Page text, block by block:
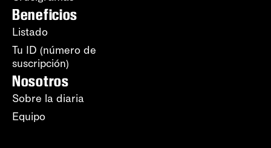
Beneficios
Listado
Tu ID (número de
suscripción)
Nosotros
Sobre la diaria
Equipo